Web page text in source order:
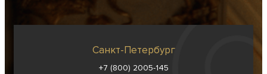
Санкт-Петербург
+7 (800) 2005-145